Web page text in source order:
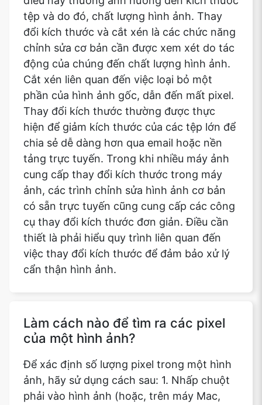
tệp và do đó, chất lượng hình ảnh. Thay
đổi kích thước và cắt xén là các chức năng
chỉnh sửa cơ bản cần được xem xét do tác
động của chúng đến chất lượng hình ảnh.
Cắt xén liên quan đến việc loại bỏ một
phần của hình ảnh gốc, dẫn đến mất pixel.
Thay đổi kích thước thường được thực
hiện để giảm kích thước của các tệp lớn để
chia sẻ dễ dàng hơn qua email hoặc nền
tảng trực tuyến. Trong khi nhiều máy ảnh
cung cấp thay đổi kích thước trong máy
ảnh, các trình chỉnh sửa hình ảnh cơ bản
có sẵn trực tuyến cũng cung cấp các công
cụ thay đổi kích thước đơn giản. Điều cần
thiết là phải hiểu quy trình liên quan đến
việc thay đổi kích thước để đảm bảo xử lý
cẩn thận hình ảnh.
Làm cách nào để tìm ra các pixel
của một hình ảnh?
Để xác định số lượng pixel trong một hình
ảnh, hãy sử dụng cách sau: 1. Nhấp chuột
phải vào hình ảnh (hoặc, trên máy Mac,